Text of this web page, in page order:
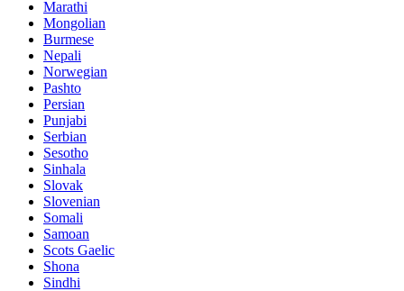
Marathi
Mongolian
Burmese
Nepali
Norwegian
Pashto
Persian
Punjabi
Serbian
Sesotho
Sinhala
Slovak
Slovenian
Somali
Samoan
Scots Gaelic
Shona
Sindhi